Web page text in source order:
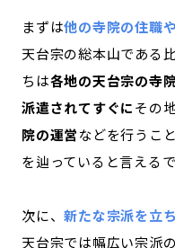
まずは他の寺院の住職
天台宗の総本山である
ちは各地の天台宗の寺
派遣されてすぐにその
院の運営などを行うこ
を辿っていると言えるで
次に、新たな宗派を立
天台宗では幅広い宗派